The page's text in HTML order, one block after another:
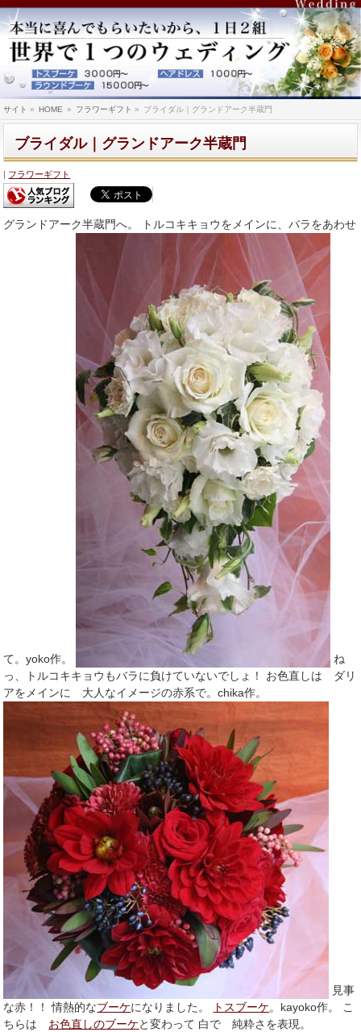
サイト » HOME » フラワーギフト » ブライダル｜グランドアーク半蔵門
ブライダル｜グランドアーク半蔵門
フラワーギフト
グランドアーク半蔵門へ。 トルコキキョウをメインに、バラをあわせ
て。yoko作。
ね
っ、トルコキキョウもバラに負けていないでしょ！ お色直しは ダリ
アをメインに 大人なイメージの赤系で。chika作。
見事
な赤！！ 情熱的なブーケになりました。 トスブーケ。kayoko作。 こ
ちらは お色直しのブーケと変わって 白で 純粋さを表現。